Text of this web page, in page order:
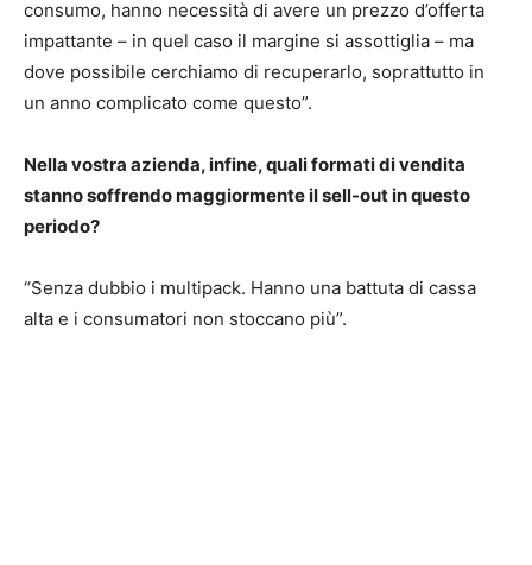
consumo, hanno necessità di avere un prezzo d’offerta
impattante – in quel caso il margine si assottiglia – ma
dove possibile cerchiamo di recuperarlo, soprattutto in
un anno complicato come questo”.
Nella vostra azienda, infine, quali formati di vendita
stanno soffrendo maggiormente il sell-out in questo
periodo?
“Senza dubbio i multipack. Hanno una battuta di cassa
alta e i consumatori non stoccano più”.